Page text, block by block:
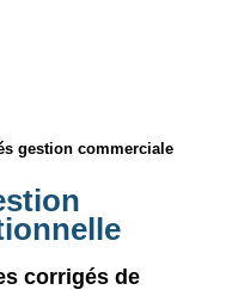
gestion commerciale
corrigés de